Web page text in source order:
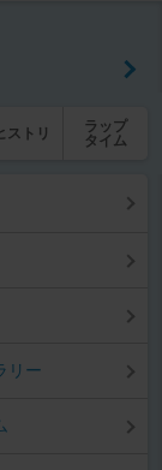
ストリ
ラップ
タイム
リー